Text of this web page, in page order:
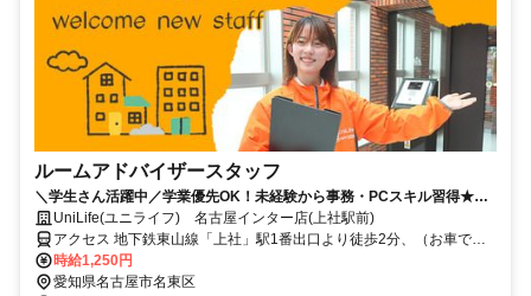
ルームアドバイザースタッフ
＼学生さん活躍中／学業優先OK！未経験から事務・PCスキル習得★週3
日～OK★残業なし
UniLife(ユニライフ) 名古屋インター店(上社駅前)
アクセス 地下鉄東山線「上社」駅1番出口より徒歩2分、（お車で）
東名高速「名古屋」IC出口より約5分
時給1,250円
愛知県名古屋市名東区